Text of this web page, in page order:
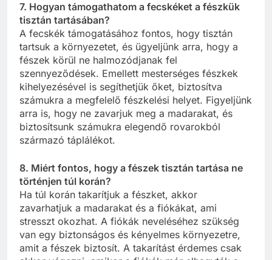
7. Hogyan támogathatom a fecskéket a fészkük
tisztán tartásában?
A fecskék támogatásához fontos, hogy tisztán
tartsuk a környezetet, és ügyeljünk arra, hogy a
fészek körül ne halmozódjanak fel
szennyeződések. Emellett mesterséges fészkek
kihelyezésével is segíthetjük őket, biztosítva
számukra a megfelelő fészkelési helyet. Figyeljünk
arra is, hogy ne zavarjuk meg a madarakat, és
biztosítsunk számukra elegendő rovarokból
származó táplálékot.
8. Miért fontos, hogy a fészek tisztán tartása ne
történjen túl korán?
Ha túl korán takarítjuk a fészket, akkor
zavarhatjuk a madarakat és a fiókákat, ami
stresszt okozhat. A fiókák neveléséhez szükség
van egy biztonságos és kényelmes környezetre,
amit a fészek biztosít. A takarítást érdemes csak